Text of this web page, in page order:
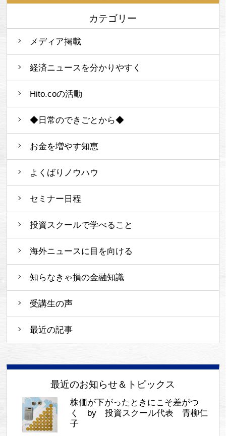
カテゴリー
メディア掲載
経済ニュースを分かりやすく
Hito.coの活動
◆日常のできごとから◆
お金を増やす知恵
よくばりノウハウ
セミナー日程
投資スクールで学べること
海外ニュースに目を向ける
知らなきゃ損の金融知識
受講生の声
最近の記事
最近のお知らせ＆トピックス
株価が下がったときにこそ差がつ
く by 投資スクール代表 青柳仁
子